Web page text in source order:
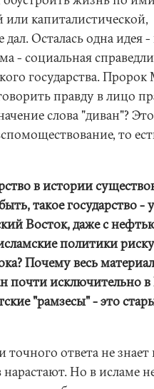
капиталистической,
Осталась одна идея
- социальная
государства.
правду в лицо
слова "диван"?
то
в истории
такое государство -
Восток, даже с
политики
Почему весь
почти исключительно в
"рамзесы" - это
ответа не знает
Но в исламе